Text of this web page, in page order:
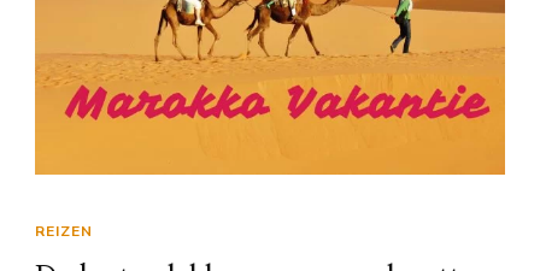
REIZEN